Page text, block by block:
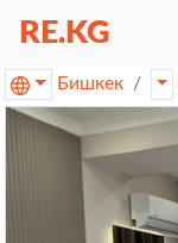
RE.KG
Бишкек